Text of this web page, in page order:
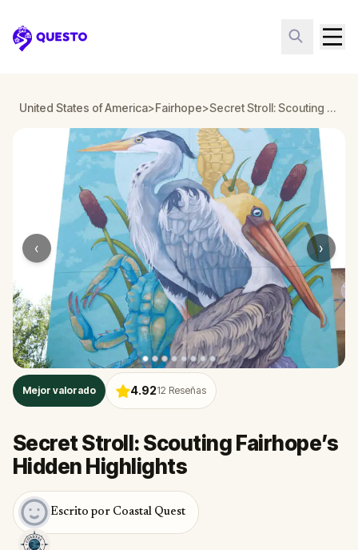
Questo
United States of America>Fairhope> Secret Stroll: Scouting Fairhope’s Hidden Highlights
‹ ›
Mejor valorado 4.9212 Reseñas
Secret Stroll: Scouting Fairhope’s
Hidden Highlights
Escrito por Coastal Quest